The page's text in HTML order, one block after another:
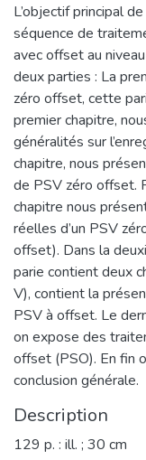
L’objectif principal
séquence de
avec offset au
deux parties : La
zéro offset, cette
premier chapitre,
généralités sur
chapitre, nous
de PSV zéro offset.
chapitre nous
réelles d’un PSV
offset). Dans la
parie contient deux
V), contient la
PSV à offset. Le
on expose des
offset (PSO). En fin
conclusion générale.
Description
129 p. : ill. ; 30 cm